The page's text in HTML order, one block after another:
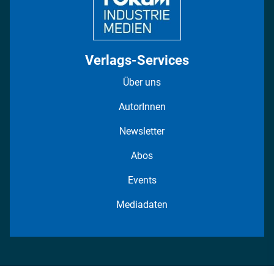
Verlags-Services
Über uns
AutorInnen
Newsletter
Abos
Events
Mediadaten